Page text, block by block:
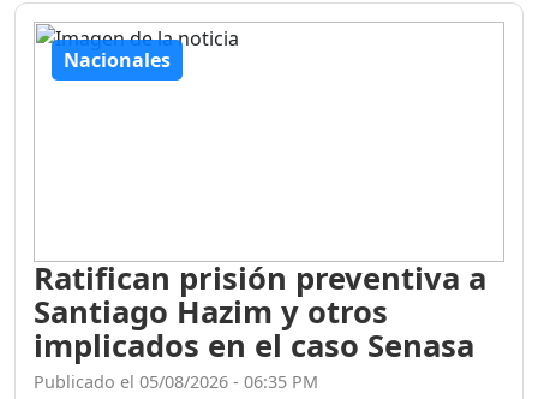
Nacionales
Ratifican prisión preventiva a
Santiago Hazim y otros
implicados en el caso Senasa
Publicado el 05/08/2026 - 06:35 PM